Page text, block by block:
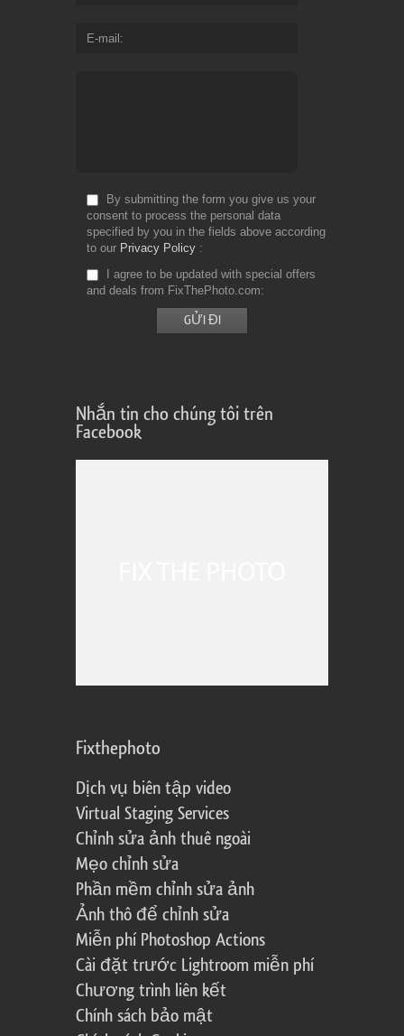
E-mail
By submitting the form you give us your
consent to process the personal data
specified by you in the fields above according
to our Privacy Policy
I agree to be updated with special offers
and deals from FixThePhoto.com
Nhắn tin cho chúng tôi trên
Facebook
Fixthephoto
Dịch vụ biên tập video
Virtual Staging Services
Chỉnh sửa ảnh thuê ngoài
Mẹo chỉnh sửa
Phần mềm chỉnh sửa ảnh
Ảnh thô để chỉnh sửa
Miễn phí Photoshop Actions
Cài đặt trước Lightroom miễn phí
Chương trình liên kết
Chính sách bảo mật